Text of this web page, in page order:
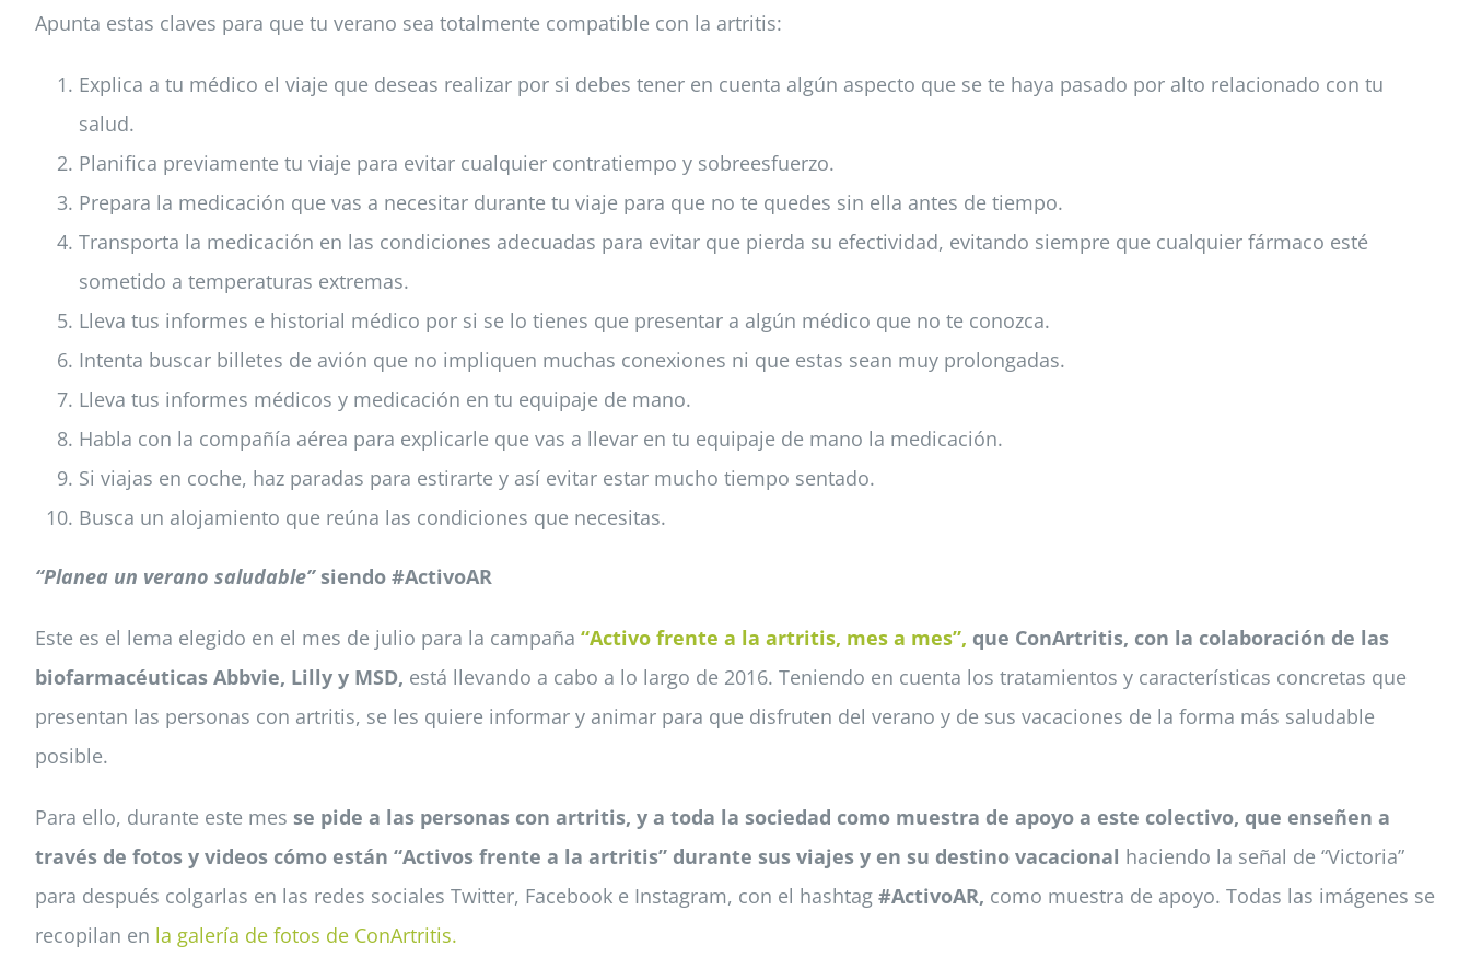
Apunta estas claves para que tu verano sea totalmente compatible con la artritis:
Explica a tu médico el viaje que deseas realizar por si debes tener en cuenta algún aspecto que se te haya pasado por alto relacionado con tu
salud.
Planifica previamente tu viaje para evitar cualquier contratiempo y sobreesfuerzo.
Prepara la medicación que vas a necesitar durante tu viaje para que no te quedes sin ella antes de tiempo.
Transporta la medicación en las condiciones adecuadas para evitar que pierda su efectividad, evitando siempre que cualquier fármaco esté
sometido a temperaturas extremas.
Lleva tus informes e historial médico por si se lo tienes que presentar a algún médico que no te conozca.
Intenta buscar billetes de avión que no impliquen muchas conexiones ni que estas sean muy prolongadas.
Lleva tus informes médicos y medicación en tu equipaje de mano.
Habla con la compañía aérea para explicarle que vas a llevar en tu equipaje de mano la medicación.
Si viajas en coche, haz paradas para estirarte y así evitar estar mucho tiempo sentado.
Busca un alojamiento que reúna las condiciones que necesitas.
“Planea un verano saludable” siendo #ActivoAR
Este es el lema elegido en el mes de julio para la campaña “Activo frente a la artritis, mes a mes”, que ConArtritis, con la colaboración de las
biofarmacéuticas Abbvie, Lilly y MSD, está llevando a cabo a lo largo de 2016. Teniendo en cuenta los tratamientos y características concretas que
presentan las personas con artritis, se les quiere informar y animar para que disfruten del verano y de sus vacaciones de la forma más saludable
posible.
Para ello, durante este mes se pide a las personas con artritis, y a toda la sociedad como muestra de apoyo a este colectivo, que enseñen a
través de fotos y videos cómo están “Activos frente a la artritis” durante sus viajes y en su destino vacacional haciendo la señal de “Victoria”
para después colgarlas en las redes sociales Twitter, Facebook e Instagram, con el hashtag #ActivoAR, como muestra de apoyo. Todas las imágenes se
recopilan en la galería de fotos de ConArtritis.